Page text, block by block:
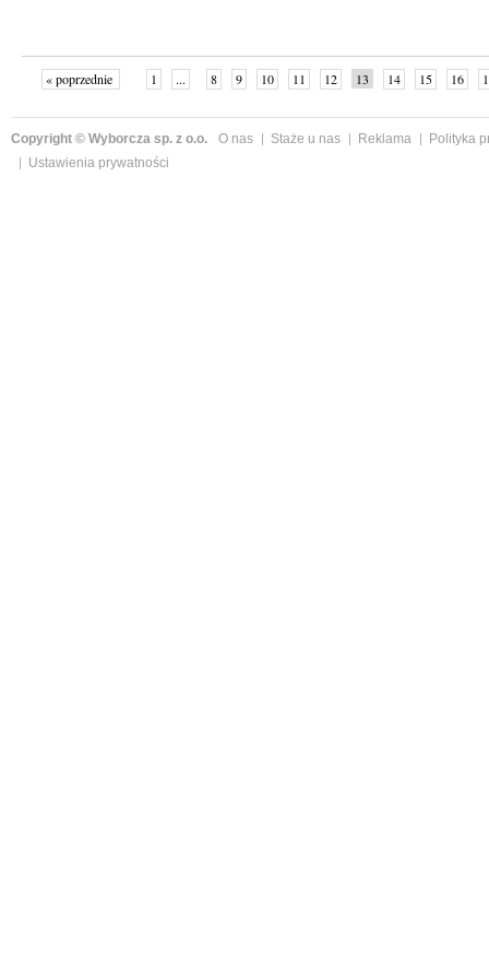
« poprzednie 1 ... 8 9 10 11 12 13 14 15 16
Copyright © Wyborcza sp. z o.o. O nas Staże u nas Reklama
Polityka
Ustawienia prywatności